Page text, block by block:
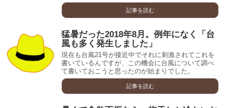
記事を読む
猛暑だった2018年8月。例年になく「台
風も多く発生しました」
現在も台風21号が接近中でそれに刺激されてこれを
書いているんですが、この機会に台風について調べ
て書いておこうと思ったのが始まりでした。
記事を読む